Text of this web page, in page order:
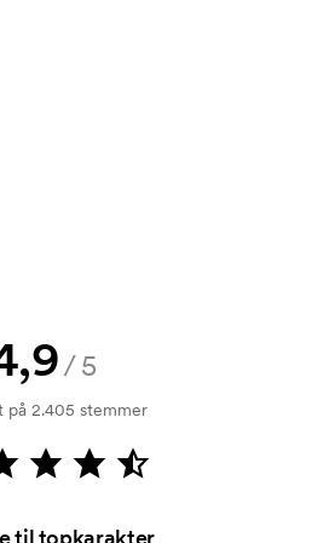
er et
/5
på 2.405 stemmer